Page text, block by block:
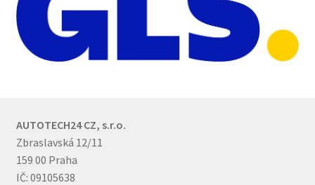
AUTOTECH24 CZ, s.r.o.
Zbraslavská 12/11
159 00 Praha
IČ: 09105638